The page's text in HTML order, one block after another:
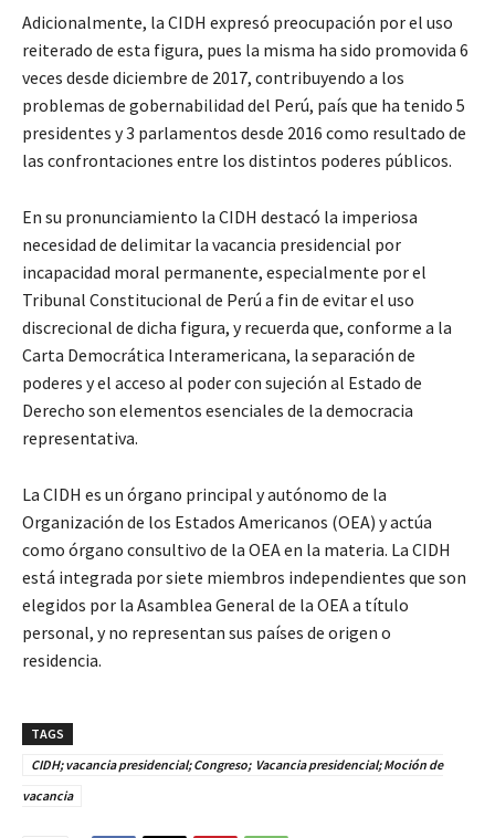
Adicionalmente, la CIDH expresó preocupación por el uso
reiterado de esta figura, pues la misma ha sido promovida 6
veces desde diciembre de 2017, contribuyendo a los
problemas de gobernabilidad del Perú, país que ha tenido 5
presidentes y 3 parlamentos desde 2016 como resultado de
las confrontaciones entre los distintos poderes públicos.
En su pronunciamiento la CIDH destacó la imperiosa
necesidad de delimitar la vacancia presidencial por
incapacidad moral permanente, especialmente por el
Tribunal Constitucional de Perú a fin de evitar el uso
discrecional de dicha figura, y recuerda que, conforme a la
Carta Democrática Interamericana, la separación de
poderes y el acceso al poder con sujeción al Estado de
Derecho son elementos esenciales de la democracia
representativa.
La CIDH es un órgano principal y autónomo de la
Organización de los Estados Americanos (OEA) y actúa
como órgano consultivo de la OEA en la materia. La CIDH
está integrada por siete miembros independientes que son
elegidos por la Asamblea General de la OEA a título
personal, y no representan sus países de origen o
residencia.
TAGS
CIDH; vacancia presidencial; Congreso; Vacancia presidencial; Moción de
vacancia